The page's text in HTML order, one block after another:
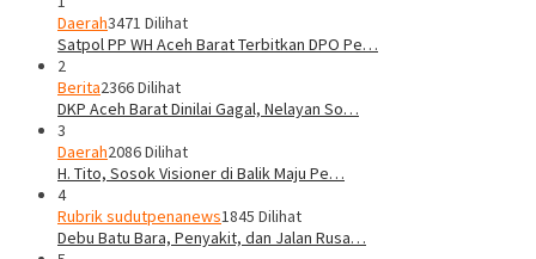
Daerah3471 Dilihat
Satpol PP WH Aceh Barat Terbitkan DPO Pe…
2
Berita2366 Dilihat
DKP Aceh Barat Dinilai Gagal, Nelayan So…
3
Daerah2086 Dilihat
H. Tito, Sosok Visioner di Balik Maju Pe…
4
Rubrik sudutpenanews1845 Dilihat
Debu Batu Bara, Penyakit, dan Jalan Rusa…